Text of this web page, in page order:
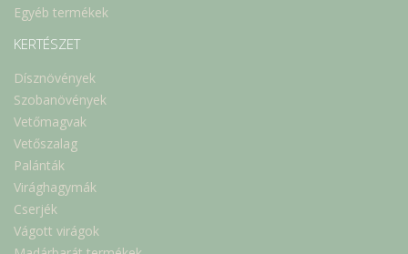
Egyéb termékek
KERTÉSZET
Dísznövények
Szobanövények
Vetőmagvak
Vetőszalag
Palánták
Virághagymák
Cserjék
Vágott virágok